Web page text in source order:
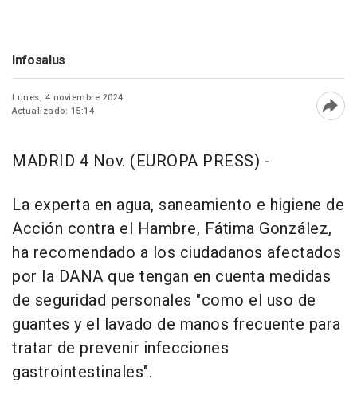
Infosalus
Lunes, 4 noviembre 2024
Actualizado: 15:14
MADRID 4 Nov. (EUROPA PRESS) -
La experta en agua, saneamiento e higiene de
Acción contra el Hambre, Fátima González,
ha recomendado a los ciudadanos afectados
por la DANA que tengan en cuenta medidas
de seguridad personales "como el uso de
guantes y el lavado de manos frecuente para
tratar de prevenir infecciones
gastrointestinales".